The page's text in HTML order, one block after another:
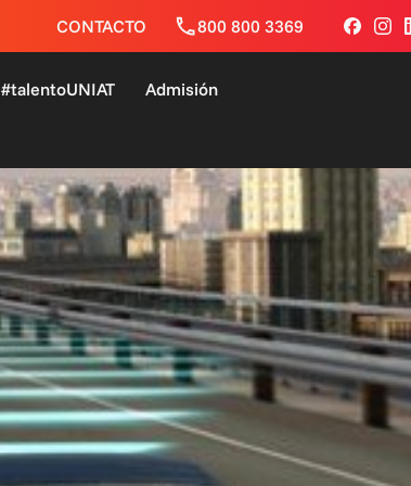
CONTACTO 800 800 3369
#talentoUNIAT Admisión